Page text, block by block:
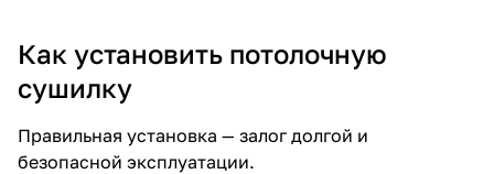
Как установить потолочную
сушилку
Правильная установка — залог долгой и
безопасной эксплуатации.